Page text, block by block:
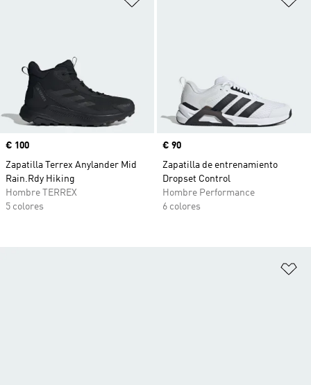
Precio
€ 100
Zapatilla Terrex Anylander Mid
Rain.Rdy Hiking
Hombre TERREX
5 colores
Precio
€ 90
Zapatilla de entrenamiento
Dropset Control
Hombre Performance
6 colores